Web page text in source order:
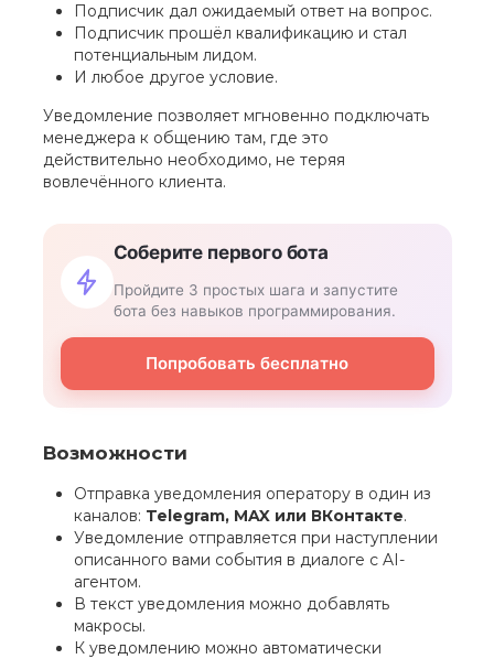
Подписчик дал ожидаемый ответ на вопрос.
Подписчик прошёл квалификацию и стал
потенциальным лидом.
И любое другое условие.
Уведомление позволяет мгновенно подключать
менеджера к общению там, где это
действительно необходимо, не теряя
вовлечённого клиента.
Соберите первого бота
Пройдите 3 простых шага и запустите
бота без навыков программирования.
Попробовать бесплатно
Возможности
Отправка уведомления оператору в один из
каналов: Telegram, MAX или ВКонтакте.
Уведомление отправляется при наступлении
описанного вами события в диалоге с AI-
агентом.
В текст уведомления можно добавлять
макросы.
К уведомлению можно автоматически